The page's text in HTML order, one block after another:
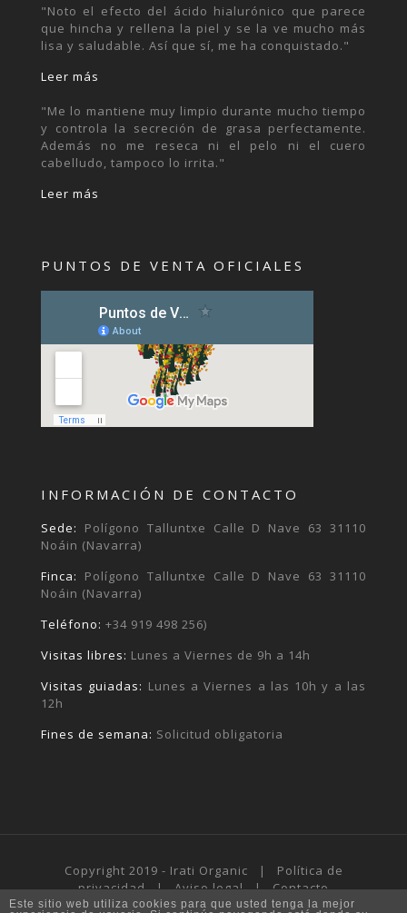
"Noto el efecto del ácido hialurónico que parece
que hincha y rellena la piel y se la ve mucho más
lisa y saludable. Así que sí, me ha conquistado."
Leer más
"Me lo mantiene muy limpio durante mucho tiempo
y controla la secreción de grasa perfectamente.
Además no me reseca ni el pelo ni el cuero
cabelludo, tampoco lo irrita."
Leer más
PUNTOS DE VENTA OFICIALES
INFORMACIÓN DE CONTACTO
Sede: Polígono Talluntxe Calle D Nave 63 31110
Noáin (Navarra)
Finca: Polígono Talluntxe Calle D Nave 63 31110
Noáin (Navarra)
Teléfono: +34 919 498 256)
Visitas libres: Lunes a Viernes de 9h a 14h
Visitas guiadas: Lunes a Viernes a las 10h y a las
12h
Fines de semana: Solicitud obligatoria
Copyright 2019 - Irati Organic | Política de
privacidad|Aviso legal|Contacto
Este sitio web utiliza cookies para que usted tenga la mejor